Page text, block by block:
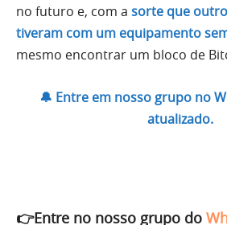
no futuro e, com a sorte que
tiveram com um equipamento
mesmo encontrar um bloco de
🔔 Entre em nosso grupo no
atualizado.
👉Entre no nosso grupo do